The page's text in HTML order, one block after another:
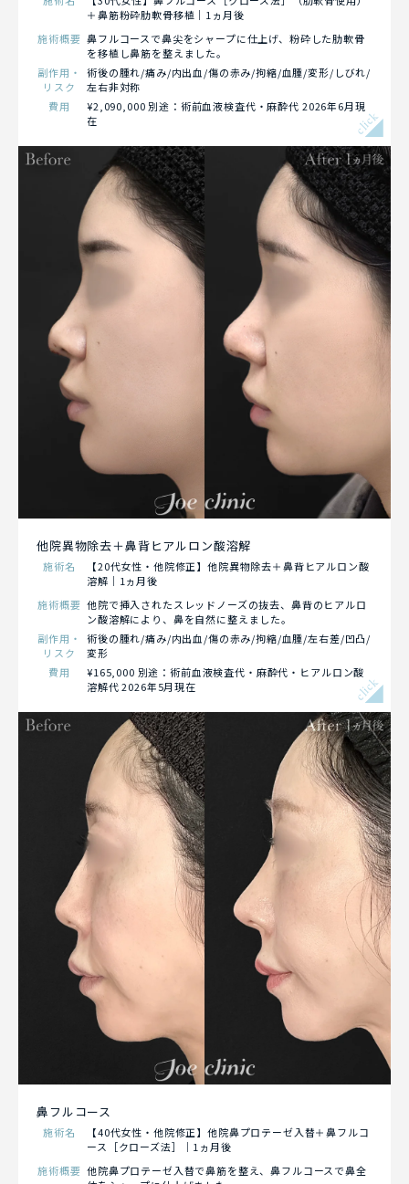
＋鼻筋粉砕肋軟骨移植｜1ヵ月後
施術概要 鼻フルコースで鼻尖をシャープに仕上げ、粉砕した肋軟骨
を移植し鼻筋を整えました。
副作用・
リスク
術後の腫れ/痛み/内出血/傷の赤み/拘縮/血腫/変形/しびれ/
左右非対称
費用
¥2,090,000 別途：術前血液検査代・麻酔代 2026年6月現
在
click
他院異物除去＋鼻背ヒアルロン酸溶解
施術名
【20代女性・他院修正】他院異物除去＋鼻背ヒアルロン酸
溶解｜1ヵ月後
施術概要 他院で挿入されたスレッドノーズの抜去、鼻背のヒアルロ
ン酸溶解により、鼻を自然に整えました。
副作用・
リスク
術後の腫れ/痛み/内出血/傷の赤み/拘縮/血腫/左右差/凹凸/
変形
費用
¥165,000 別途：術前血液検査代・麻酔代・ヒアルロン酸
溶解代 2026年5月現在
click
鼻フルコース
施術名
【40代女性・他院修正】他院鼻プロテーゼ入替＋鼻フルコ
ース［クローズ法］｜1ヵ月後
施術概要 他院鼻プロテーゼ入替で鼻筋を整え、鼻フルコースで鼻全